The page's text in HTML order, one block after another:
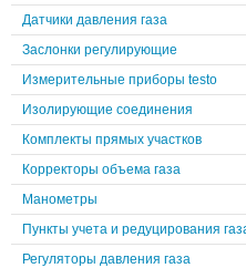
Датчики давления газа
Заслонки регулирующие
Измерительные приборы testo
Изолирующие соединения
Комплекты прямых участков
Корректоры объема газа
Манометры
Пункты учета и редуцирования
Регуляторы давления газа